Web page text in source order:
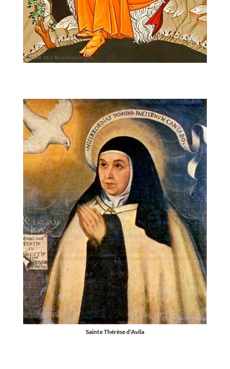
Sainte Thérèse d'Avila